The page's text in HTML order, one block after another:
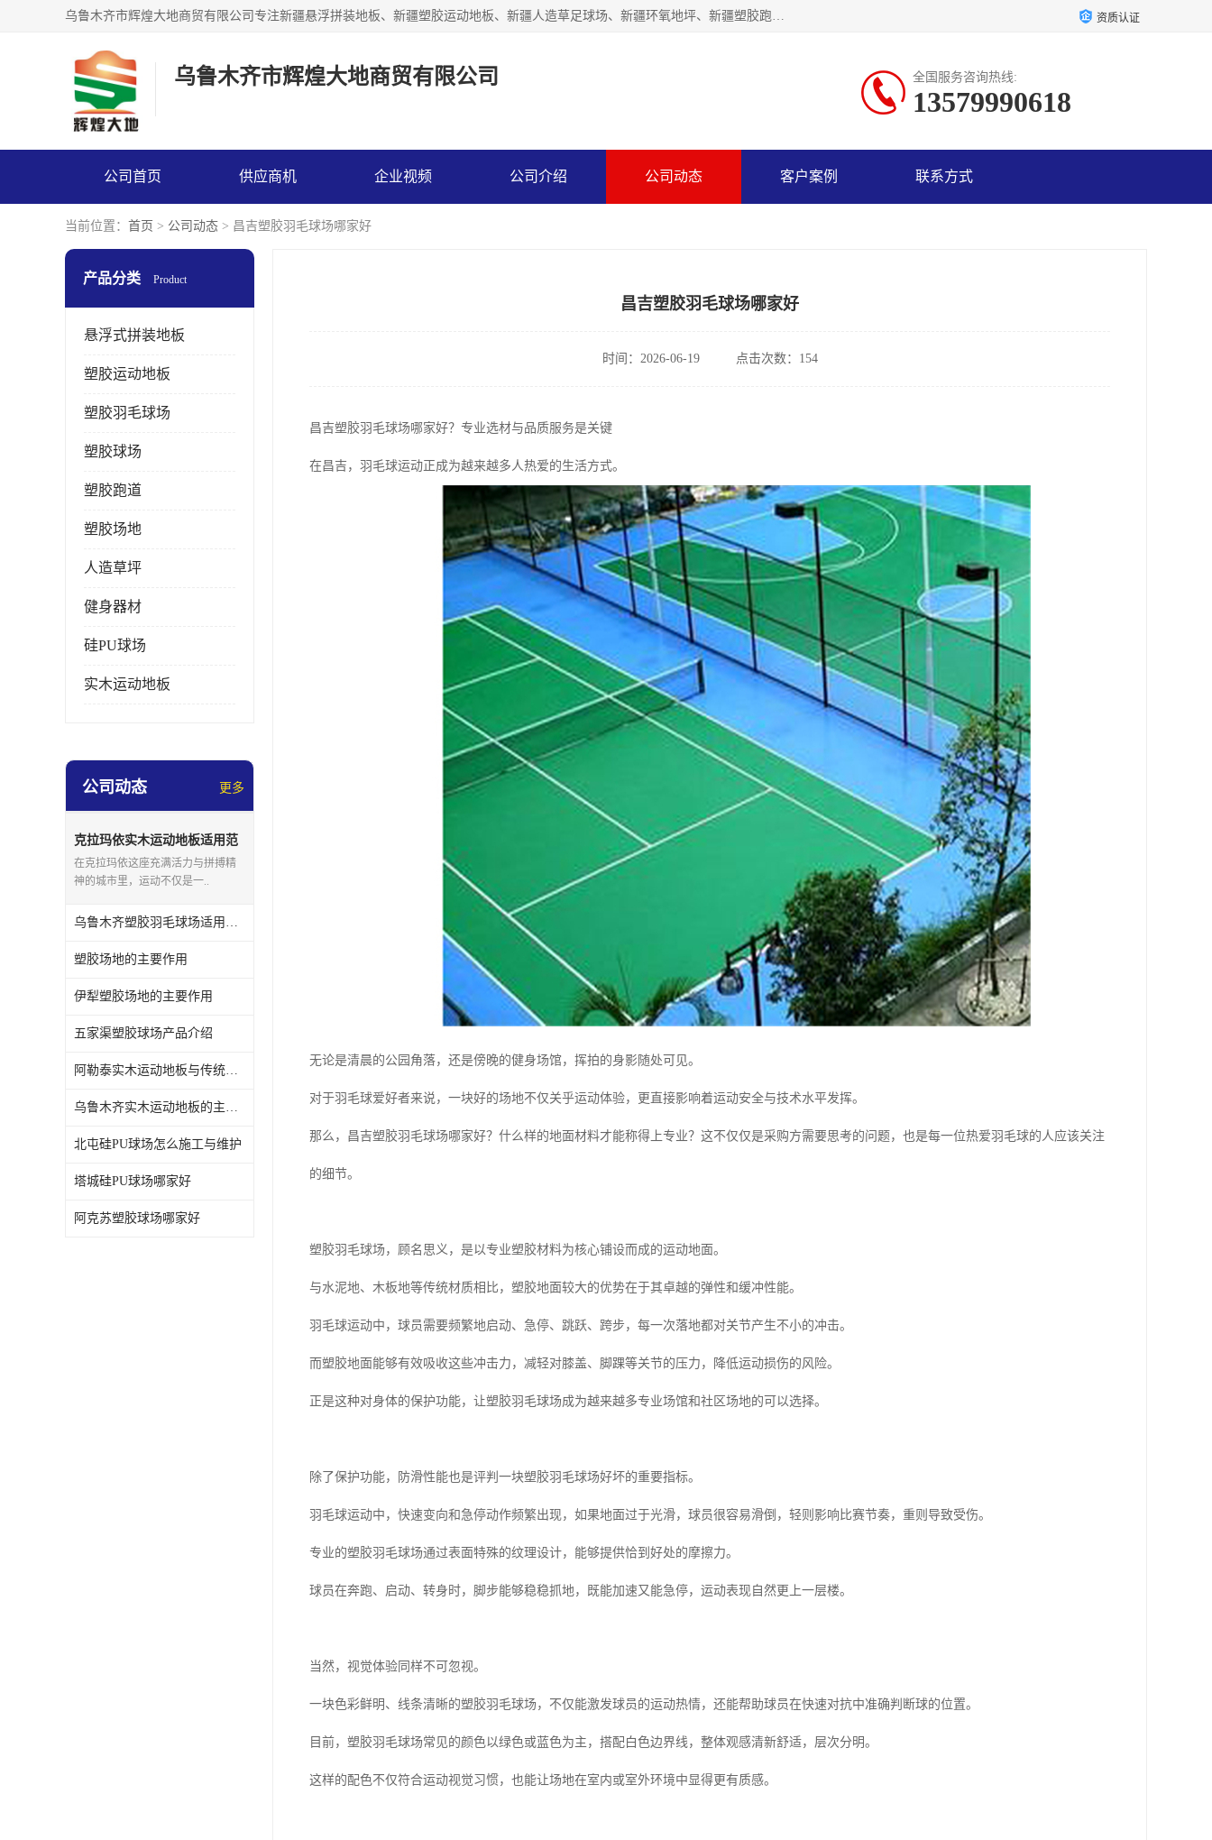
乌鲁木齐市辉煌大地商贸有限公司专注新疆悬浮拼装地板、新疆塑胶运动地板、新疆人造草足球场、新疆环氧地坪、新疆塑胶跑道、新疆舞蹈地板的地面材料供应商。质量优，价格佳，欢迎咨询。 资质认证
乌鲁木齐市辉煌大地商贸有限公司 全国服务咨询热线:
13579990618
公司首页 供应商机 企业视频 公司介绍 公司动态 客户案例 联系方式
当前位置： 首页 > 公司动态 > 昌吉塑胶羽毛球场哪家好
产品分类 Product
悬浮式拼装地板
塑胶运动地板
塑胶羽毛球场
塑胶球场
塑胶跑道
塑胶场地
人造草坪
健身器材
硅PU球场
实木运动地板
公司动态 更多
克拉玛依实木运动地板适用范
围
在克拉玛依这座充满活力与拼搏精
神的城市里，运动不仅是一..
乌鲁木齐塑胶羽毛球场适用范围
塑胶场地的主要作用
伊犁塑胶场地的主要作用
五家渠塑胶球场产品介绍
阿勒泰实木运动地板与传统场地的区别
乌鲁木齐实木运动地板的主要作用
北屯硅PU球场怎么施工与维护
塔城硅PU球场哪家好
阿克苏塑胶球场哪家好
昌吉塑胶羽毛球场哪家好
时间：2026-06-19 点击次数：154
昌吉塑胶羽毛球场哪家好？专业选材与品质服务是关键
在昌吉，羽毛球运动正成为越来越多人热爱的生活方式。
无论是清晨的公园角落，还是傍晚的健身场馆，挥拍的身影随处可见。
对于羽毛球爱好者来说，一块好的场地不仅关乎运动体验，更直接影响着运动安全与技术水平发挥。
那么，昌吉塑胶羽毛球场哪家好？什么样的地面材料才能称得上专业？这不仅仅是采购方需要思考的问题，也是每一位热爱羽毛球的人应该关注
的细节。
塑胶羽毛球场，顾名思义，是以专业塑胶材料为核心铺设而成的运动地面。
与水泥地、木板地等传统材质相比，塑胶地面较大的优势在于其卓越的弹性和缓冲性能。
羽毛球运动中，球员需要频繁地启动、急停、跳跃、跨步，每一次落地都对关节产生不小的冲击。
而塑胶地面能够有效吸收这些冲击力，减轻对膝盖、脚踝等关节的压力，降低运动损伤的风险。
正是这种对身体的保护功能，让塑胶羽毛球场成为越来越多专业场馆和社区场地的可以选择。
除了保护功能，防滑性能也是评判一块塑胶羽毛球场好坏的重要指标。
羽毛球运动中，快速变向和急停动作频繁出现，如果地面过于光滑，球员很容易滑倒，轻则影响比赛节奏，重则导致受伤。
专业的塑胶羽毛球场通过表面特殊的纹理设计，能够提供恰到好处的摩擦力。
球员在奔跑、启动、转身时，脚步能够稳稳抓地，既能加速又能急停，运动表现自然更上一层楼。
当然，视觉体验同样不可忽视。
一块色彩鲜明、线条清晰的塑胶羽毛球场，不仅能激发球员的运动热情，还能帮助球员在快速对抗中准确判断球的位置。
目前，塑胶羽毛球场常见的颜色以绿色或蓝色为主，搭配白色边界线，整体观感清新舒适，层次分明。
这样的配色不仅符合运动视觉习惯，也能让场地在室内或室外环境中显得更有质感。